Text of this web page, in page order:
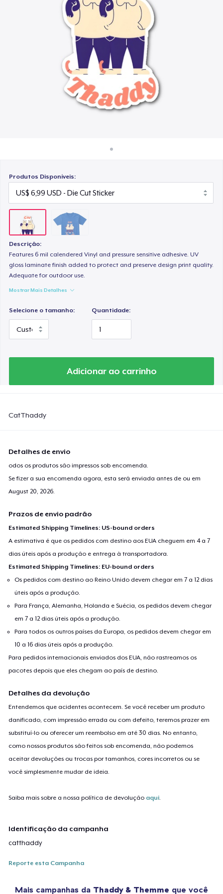
Venda em todo lugar
Venda qualquer coisa
Produtos Disponíveis:
Descrição:
Features 6 mil calendered Vinyl and pressure sensitive adhesive. UV
gloss laminate finish added to protect and preserve design print quality.
Adequate for outdoor use.
Mostrar Mais Detalhes
Selecione o tamanho: Quantidade:
Adicionar ao carrinho
CatThaddy
Detalhes de envio
odos os produtos são impressos sob encomenda.
Se fizer a sua encomenda agora, esta será enviada antes de ou em
August 20, 2026.
Prazos de envio padrão
Estimated Shipping Timelines: US-bound orders
A estimativa é que os pedidos com destino aos EUA cheguem em 4 a 7
dias úteis após a produção e entrega à transportadora.
Estimated Shipping Timelines: EU-bound orders
Os pedidos com destino ao Reino Unido devem chegar em 7 a 12 dias
úteis após a produção.
Para França, Alemanha, Holanda e Suécia, os pedidos devem chegar
em 7 a 12 dias úteis após a produção.
Para todos os outros países da Europa, os pedidos devem chegar em
10 a 16 dias úteis após a produção.
Para pedidos internacionais enviados dos EUA, não rastreamos os
pacotes depois que eles chegam ao país de destino.
Detalhes da devolução
Entendemos que acidentes acontecem. Se você receber um produto
danificado, com impressão errada ou com defeito, teremos prazer em
substituí-lo ou oferecer um reembolso em até 30 dias. No entanto,
como nossos produtos são feitos sob encomenda, não podemos
aceitar devoluções ou trocas por tamanhos, cores incorretos ou se
você simplesmente mudar de ideia.
Saiba mais sobre a nossa política de devolução aqui.
Identificação da campanha
catthaddy
Reporte esta Campanha
Mais campanhas da Thaddy & Themme que você